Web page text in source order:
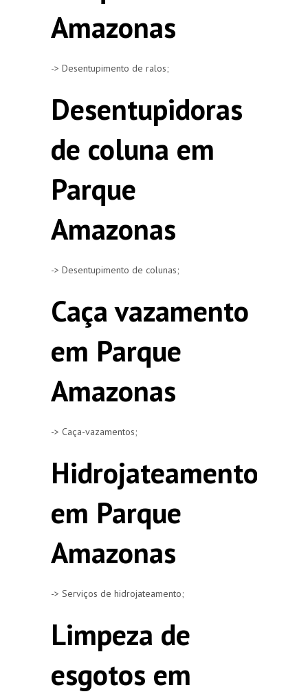
Amazonas
-> Desentupimento de ralos;
Desentupidoras
de coluna em
Parque
Amazonas
-> Desentupimento de colunas;
Caça vazamento
em Parque
Amazonas
-> Caça-vazamentos;
Hidrojateamento
em Parque
Amazonas
-> Serviços de hidrojateamento;
Limpeza de
esgotos em